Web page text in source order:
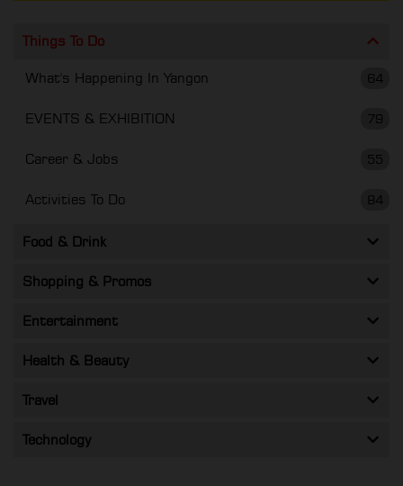
Things To Do
64
What's Happening In Yangon
79
EVENTS & EXHIBITION
55
Career & Jobs
84
Activities To Do
Food & Drink
Shopping & Promos
Entertainment
Health & Beauty
Travel
Technology